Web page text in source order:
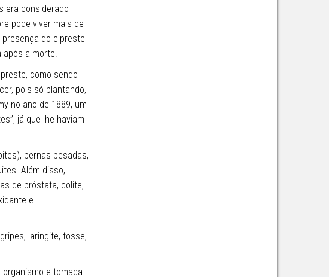
era considerado
pode viver mais de
do cipreste
após a morte.
como sendo
pois só plantando,
no ano de 1889, um
já que lhe haviam
pernas pesadas,
Além disso,
de próstata, colite,
e
laringite, tosse,
e tomada